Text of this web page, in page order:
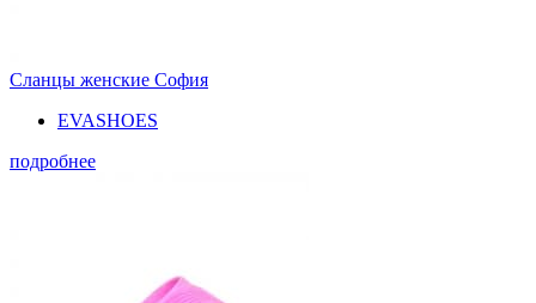
Сланцы женские София
EVASHOES
подробнее